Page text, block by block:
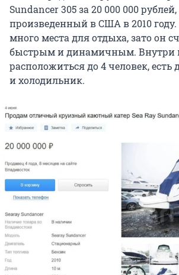
Sundancer 305 за 20 000 000 рублей,
произведенный в США в 2010
много места для отдыха, зато он
быстрым и динамичным. Внутри
расположиться до 4 человек, есть
и холодильник.